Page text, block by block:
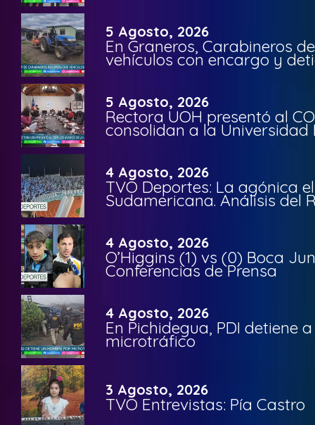
5 Agosto, 2026
En Graneros, Carabineros
vehículos con encargo y
5 Agosto, 2026
Rectora UOH presentó al
consolidan a la Universidad
4 Agosto, 2026
TVO Deportes: La agónica
Sudamericana. Análisis del
4 Agosto, 2026
O’Higgins (1) vs (0) Boca
Conferencias de Prensa
4 Agosto, 2026
En Pichidegua, PDI detiene
microtráfico
3 Agosto, 2026
TVO Entrevistas: Pía Castro